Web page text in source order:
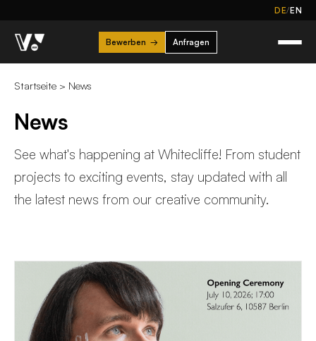
DE/EN
Bewerben → Anfragen
Startseite > News
News
See what's happening at Whitecliffe! From student
projects to exciting events, stay updated with all
the latest news from our creative community.